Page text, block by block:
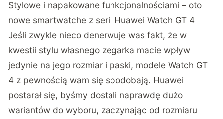
Stylowe i napakowane funkcjonalnościami – oto
nowe smartwatche z serii Huawei Watch GT 4
Jeśli zwykle nieco denerwuje was fakt, że w
kwestii stylu własnego zegarka macie wpływ
jedynie na jego rozmiar i paski, modele Watch GT
4 z pewnością wam się spodobają. Huawei
postarał się, byśmy dostali naprawdę dużo
wariantów do wyboru, zaczynając od rozmiaru